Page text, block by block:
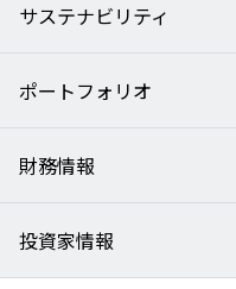
サステナビリティ
ポートフォリオ
財務情報
投資家情報